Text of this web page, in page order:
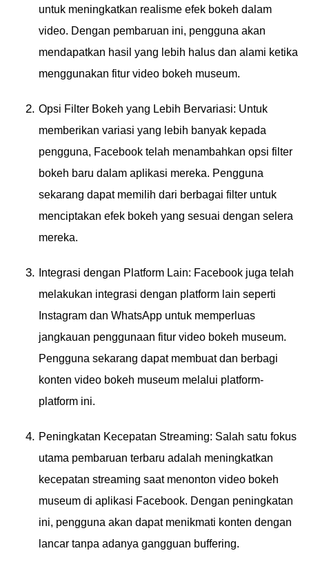
untuk meningkatkan realisme efek bokeh dalam
video. Dengan pembaruan ini, pengguna akan
mendapatkan hasil yang lebih halus dan alami ketika
menggunakan fitur video bokeh museum.
Opsi Filter Bokeh yang Lebih Bervariasi: Untuk
memberikan variasi yang lebih banyak kepada
pengguna, Facebook telah menambahkan opsi filter
bokeh baru dalam aplikasi mereka. Pengguna
sekarang dapat memilih dari berbagai filter untuk
menciptakan efek bokeh yang sesuai dengan selera
mereka.
Integrasi dengan Platform Lain: Facebook juga telah
melakukan integrasi dengan platform lain seperti
Instagram dan WhatsApp untuk memperluas
jangkauan penggunaan fitur video bokeh museum.
Pengguna sekarang dapat membuat dan berbagi
konten video bokeh museum melalui platform-
platform ini.
Peningkatan Kecepatan Streaming: Salah satu fokus
utama pembaruan terbaru adalah meningkatkan
kecepatan streaming saat menonton video bokeh
museum di aplikasi Facebook. Dengan peningkatan
ini, pengguna akan dapat menikmati konten dengan
lancar tanpa adanya gangguan buffering.